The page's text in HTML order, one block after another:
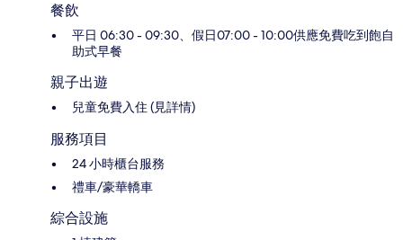
餐飲
平日 06:30 - 09:30、假日07:00 - 10:00供應免費吃到飽自
助式早餐
親子出遊
兒童免費入住 (見詳情)
服務項目
24 小時櫃台服務
禮車/豪華轎車
綜合設施